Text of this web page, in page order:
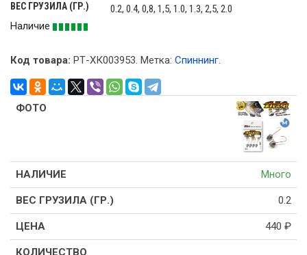
ВЕС ГРУЗИЛА (ГР.)
0.2, 0.4, 0,8, 1,5, 1.0, 1.3, 2,5, 2.0
Наличие
Код товара: РТ-ХК003953. Метка: Спиннинг.
Много
0.2
440 ₽